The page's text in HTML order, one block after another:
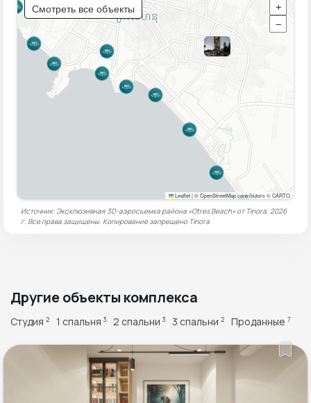
Смотреть все объекты
+
−
Leaflet|© OpenStreetMap contributors © CARTO
Источник: Эксклюзивная 3D-аэросъемка района «Otres Beach» от Tinora, 2026
г. Все права защищены. Копирование запрещено Tinora
Другие объекты комплекса
Студия 2 1 спальня 3 2 спальни 3 3 спальни 2 Проданные 7